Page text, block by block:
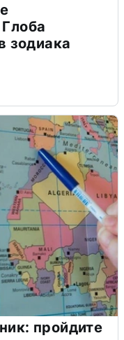
зодиака
пройдите